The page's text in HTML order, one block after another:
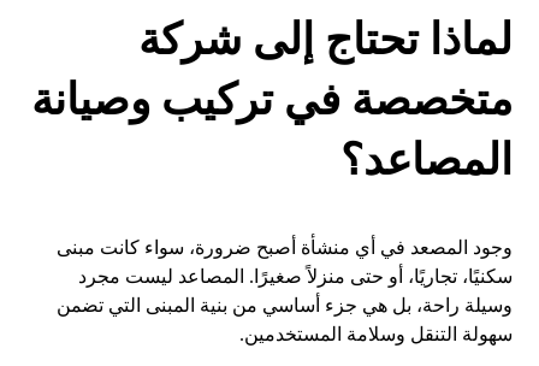
لماذا تحتاج إلى شركة
متخصصة في تركيب وصيانة
المصاعد؟
وجود المصعد في أي منشأة أصبح ضرورة، سواء كانت مبنى
سكنيًا، تجاريًا، أو حتى منزلاً صغيرًا. المصاعد ليست مجرد
وسيلة راحة، بل هي جزء أساسي من بنية المبنى التي تضمن
سهولة التنقل وسلامة المستخدمين.